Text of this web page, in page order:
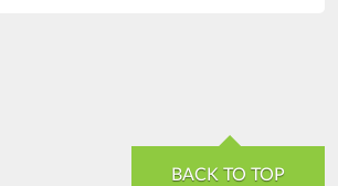
BACK TO TOP